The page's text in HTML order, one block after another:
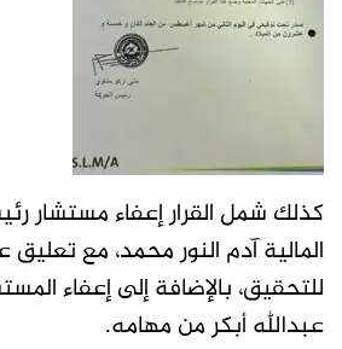
كذلك شمل القرار إعفاء مستشار
المالية آدم النور محمد، مع
للتحقيق، بالإضافة إلى إعفاء
عبدالله أبكر من مهامه.